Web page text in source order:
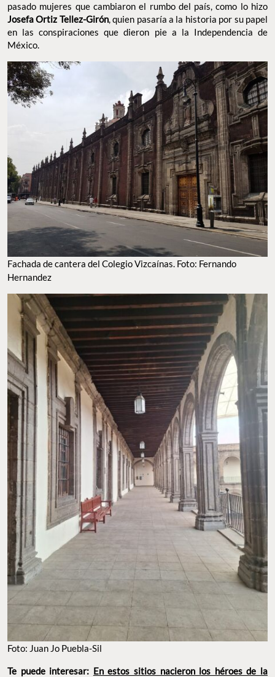
pasado mujeres que cambiaron el rumbo del país, como lo hizo
Josefa Ortiz Tellez-Girón, quien pasaría a la historia por su papel
en las conspiraciones que dieron pie a la Independencia de
México.
Fachada de cantera del Colegio Vizcaínas. Foto: Fernando
Hernandez
Foto: Juan Jo Puebla-Sil
Te puede interesar: En estos sitios nacieron los héroes de la